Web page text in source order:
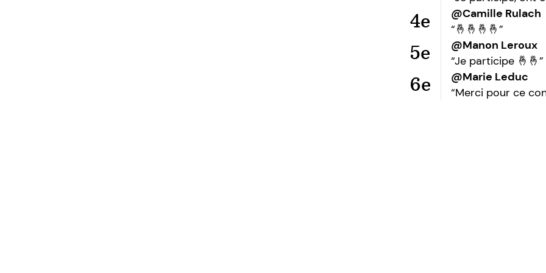
4e
@Camille Rulach
“🤞🤞🤞🤞”
5e
@Manon Leroux
“Je participe 🤞🤞”
6e
@Marie Leduc
“Merci pour ce